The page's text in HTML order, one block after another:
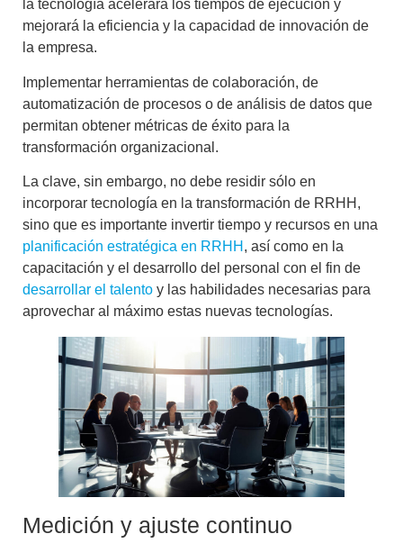
la tecnología acelerará los tiempos de ejecución y
mejorará la eficiencia y la capacidad de innovación de
la empresa.
Implementar herramientas de colaboración, de
automatización de procesos o de análisis de datos que
permitan obtener métricas de éxito para la
transformación organizacional .
La clave, sin embargo, no debe residir sólo en
incorporar tecnología en la transformación de RRHH ,
sino que es importante invertir tiempo y recursos en una
planificación estratégica en RRHH , así como en la
capacitación y el desarrollo del personal con el fin de
desarrollar el talento y las habilidades necesarias para
aprovechar al máximo estas nuevas tecnologías.
Medición y ajuste continuo